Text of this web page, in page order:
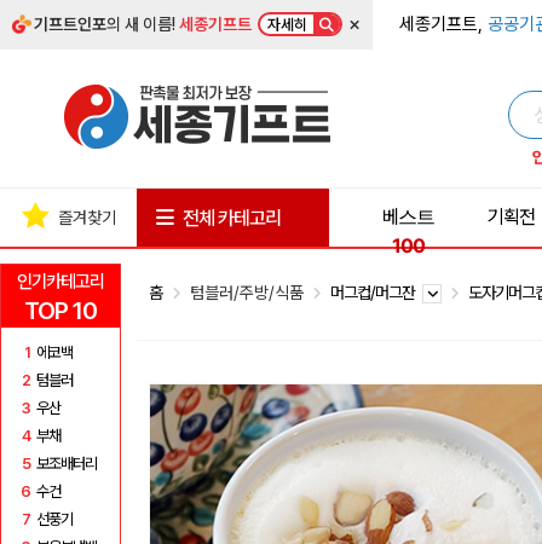
기프트인포의 새 이름!세종기프트 자세히 × 세종기프트, 공공기
인기카테고리
TOP 10
1 에코백
2 텀블러
3 우산
4 부채
5 보조배터리
6 수건
7 선풍기
즐겨찾기 전체 카테고리
베스트
100
기획전
홈 텀블러/주방/식품 머그컵/머그잔 도자기머